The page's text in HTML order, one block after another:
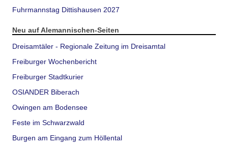
Fuhrmannstag Dittishausen 2027
Neu auf Alemannischen-Seiten
Dreisamtäler - Regionale Zeitung im Dreisamtal
Freiburger Wochenbericht
Freiburger Stadtkurier
OSIANDER Biberach
Owingen am Bodensee
Feste im Schwarzwald
Burgen am Eingang zum Höllental